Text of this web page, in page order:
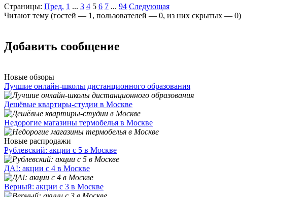
Страницы: Пред. 1 ... 3 4 5 6 7 ... 94 Следующая
Читают тему (гостей — 1 , пользователей — 0, из них скрытых — 0)
Добавить сообщение
Новые обзоры
Лучшие онлайн-школы дистанционного образования
Дешёвые квартиры-студии в Москве
Недорогие магазины термобелья в Москве
Новые распродажи
Рублевский: акции с 5 в Москве
ДА!: акции с 4 в Москве
Верный: акции с 3 в Москве